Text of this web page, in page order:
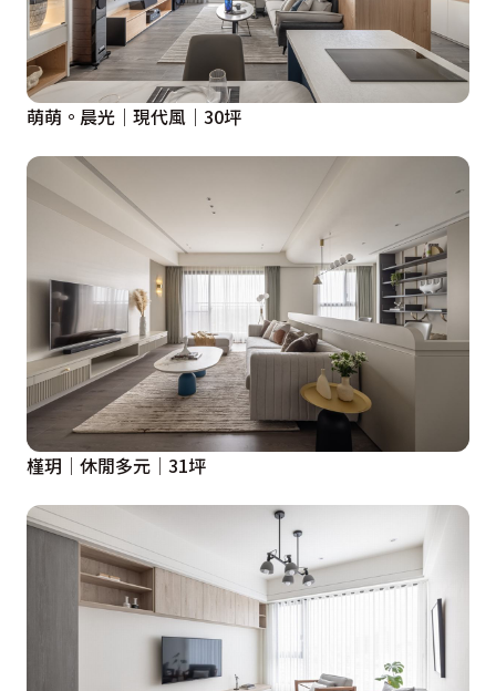
萌萌。晨光｜現代風｜30坪
槿玥│休閒多元│31坪